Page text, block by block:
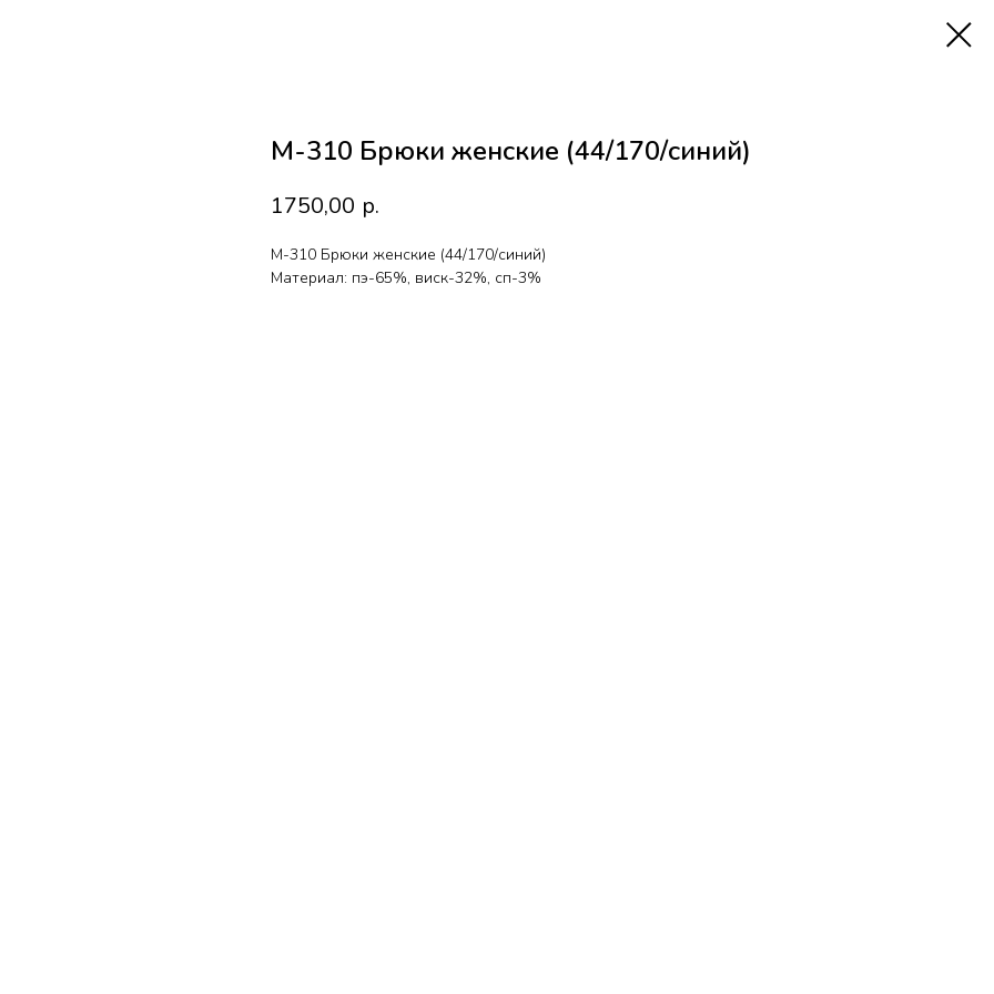
М-310 Брюки женские (44/170/синий)
1750,00 р.
М-310 Брюки женские (44/170/синий)
Материал: пэ-65%, виск-32%, сп-3%